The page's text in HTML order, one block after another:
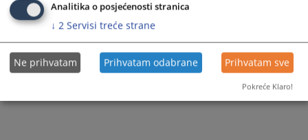
Analitika o posjećenosti stranica
↓ 2 Servisi treće strane
Ne prihvatam Prihvatam odabrane Prihvatam sve
Pokreće Klaro!